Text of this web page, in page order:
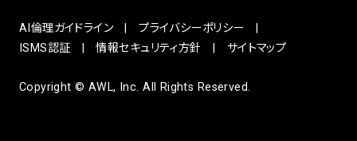
AI倫理ガイドライン
プライバシーポリシー
ISMS認証
情報セキュリティ方針 サイトマップ
Copyright © AWL, Inc. All Rights Reserved.